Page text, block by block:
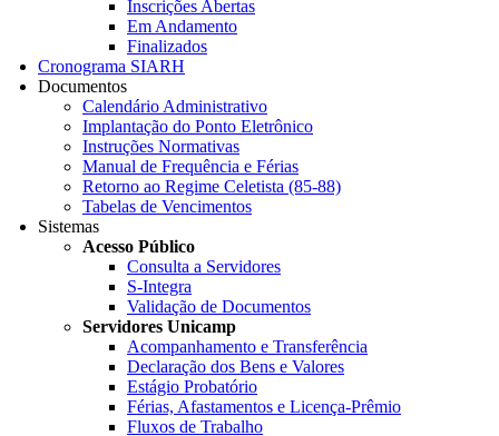
Inscrições Abertas
Em Andamento
Finalizados
Cronograma SIARH
Documentos
Calendário Administrativo
Implantação do Ponto Eletrônico
Instruções Normativas
Manual de Frequência e Férias
Retorno ao Regime Celetista (85-88)
Tabelas de Vencimentos
Sistemas
Acesso Público
Consulta a Servidores
S-Integra
Validação de Documentos
Servidores Unicamp
Acompanhamento e Transferência
Declaração dos Bens e Valores
Estágio Probatório
Férias, Afastamentos e Licença-Prêmio
Fluxos de Trabalho